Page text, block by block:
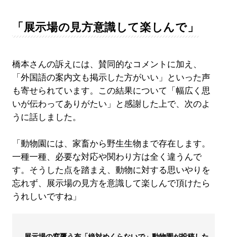
「展示場の見方意識して楽しんで」
橋本さんの訴えには、賛同的なコメントに加え、
「外国語の案内文も掲示した方がいい」といった声
も寄せられています。この結果について「幅広く思
いが伝わってありがたい」と感謝した上で、次のよ
うに話しました。
「動物園には、家畜から野生生物まで存在します。
一種一種、必要な対応や関わり方は全く違うんで
す。そうした点を踏まえ、動物に対する思いやりを
忘れず、展示場の見方を意識して楽しんで頂けたら
うれしいですね」